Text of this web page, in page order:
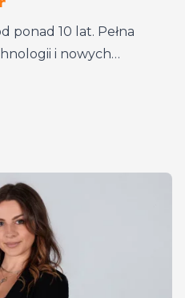
ponad 10 lat. Pełna
i nowych…